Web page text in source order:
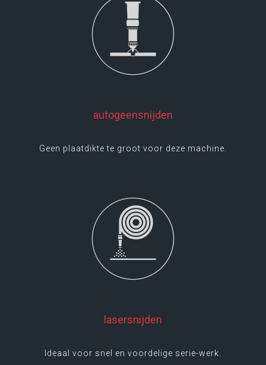
LEES MEER
autogeensnijden
Geen plaatdikte te groot voor deze machine.
LEES MEER
lasersnijden
Ideaal voor snel en voordelige serie-werk.